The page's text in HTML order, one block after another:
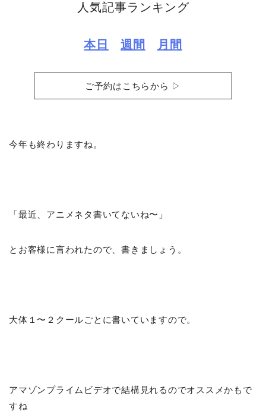
人気記事ランキング
本日 週間 月間
ご予約はこちらから ▷
今年も終わりますね。
「最近、アニメネタ書いてないね〜」
とお客様に言われたので、書きましょう。
大体１〜２クールごとに書いていますので。
アマゾンプライムビデオで結構見れるのでオススメかもで
すね